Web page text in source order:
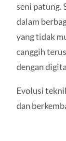
seni patung.
dalam
yang tidak
canggih
dengan
Evolusi
dan